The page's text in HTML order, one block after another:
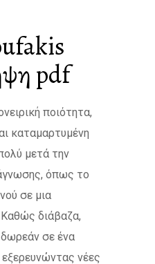
pdf
ποιότητα,
καταμαρτυμένη
μετά την
όπως το
σε μια
Καθώς διάβαζα,
σε ένα
νέες